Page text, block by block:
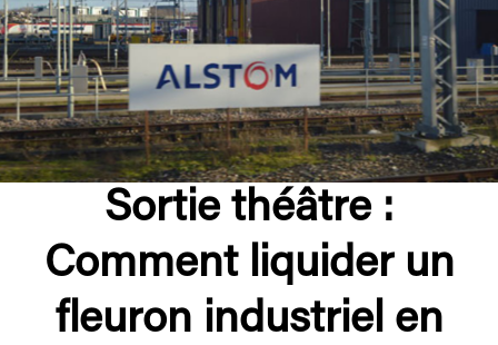
Sortie théâtre :
Comment liquider un
fleuron industriel en